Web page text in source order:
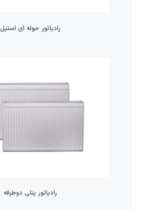
رادیاتور حوله ای استیل
رادیاتور پنلی دوطرفه